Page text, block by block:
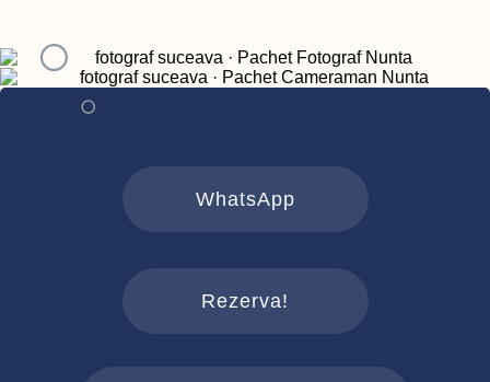
WhatsApp
Rezerva!